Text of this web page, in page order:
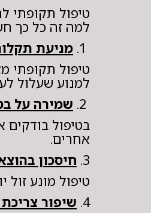
טיפול תקופתי
למה זה כל כך
מניעת
טיפול תקופתי
למנוע שעלול
שמירה על
בטיפול
אחרים.
3. חיסכון
טיפול מונע
4. שיפור